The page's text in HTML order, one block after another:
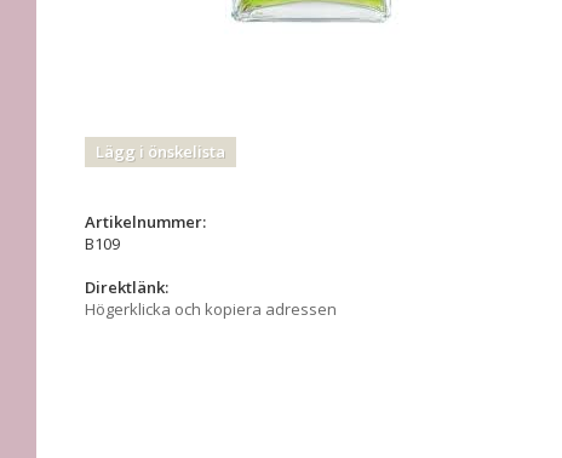
Lägg i önskelista
Artikelnummer:
B109
Direktlänk:
Högerklicka och kopiera adressen